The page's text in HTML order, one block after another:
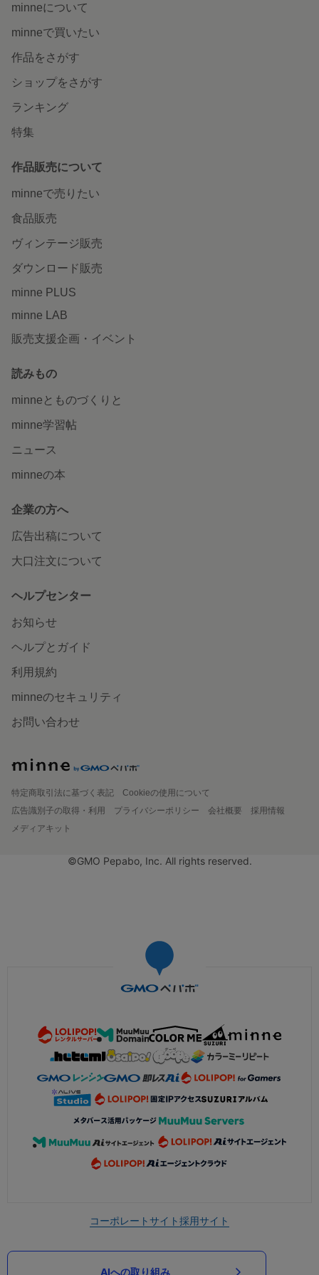
minneについて
minneで買いたい
作品をさがす
ショップをさがす
ランキング
特集
作品販売について
minneで売りたい
食品販売
ヴィンテージ販売
ダウンロード販売
minne PLUS
minne LAB
販売支援企画・イベント
読みもの
minneとものづくりと
minne学習帖
ニュース
minneの本
企業の方へ
広告出稿について
大口注文について
ヘルプセンター
お知らせ
ヘルプとガイド
利用規約
minneのセキュリティ
お問い合わせ
特定商取引法に基づく表記
Cookieの使用について
広告識別子の取得・利用
プライバシーポリシー 会社概要
採用情報
メディアキット
©GMO Pepabo, Inc. All rights reserved.
コーポレートサイト採用サイト
AIへの取り組み